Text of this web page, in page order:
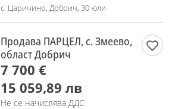
с. Царичино, Добрич, 30 юли
Продава ПАРЦЕЛ, с. Змеево,
област Добрич
7 700 €
15 059,89 лв
Не се начислява ДДС